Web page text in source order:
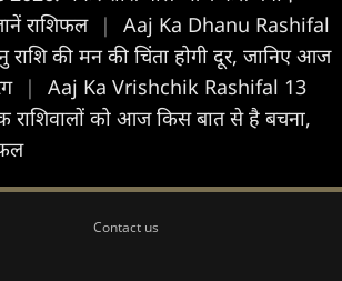
राश‍िफल |
Aaj Ka Dhanu Rashifal
की मन की चिंता होगी दूर, जान‍िए आज
|
Aaj Ka Vrishchik Rashifal 13
राश‍िवालों को आज क‍िस बात से है बचना,
Contact us